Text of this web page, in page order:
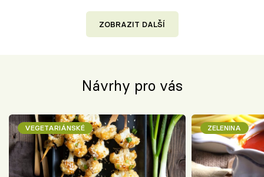
ZOBRAZIT DALŠÍ
Návrhy pro vás
VEGETARIÁNSKÉ ZELENINA